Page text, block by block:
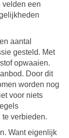
velden een
aantal
gesteld. Met
opwaaien.
Door dit
worden nog
voor niets
verbieden.
Want eigenlijk